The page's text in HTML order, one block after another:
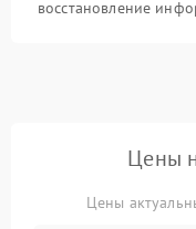
восстановление
Цены
Цены